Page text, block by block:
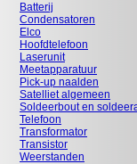
Batterij
Condensatoren
Elco
Hoofdtelefoon
Laserunit
Meetapparatuur
Pick-up naalden
Satelliet algemeen
Soldeerbout en
Telefoon
Transformator
Transistor
Weerstanden